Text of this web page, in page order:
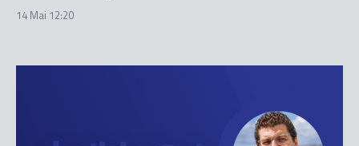
14 Mai 12:20